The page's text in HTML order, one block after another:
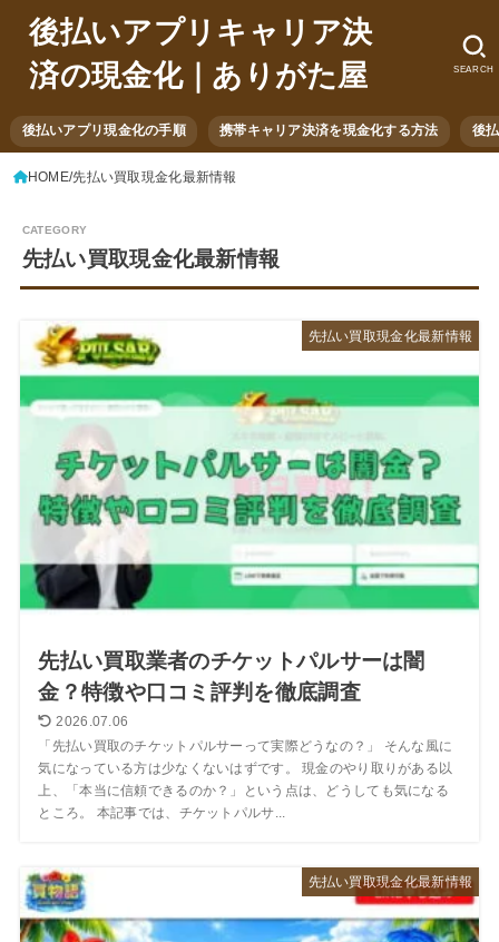
後払いアプリキャリア決
済の現金化｜ありがた屋
後払いアプリ現金化の手順 携帯キャリア決済を現金化する方法 後
SEARCH
HOME 先払い買取現金化最新情報
先払い買取現金化最新情報
先払い買取現金化最新情報
先払い買取業者のチケットパルサーは闇
金？特徴や口コミ評判を徹底調査
2026.07.06
「先払い買取のチケットパルサーって実際どうなの？」 そんな風に
気になっている方は少なくないはずです。 現金のやり取りがある以
上、「本当に信頼できるのか？」という点は、どうしても気になる
ところ。 本記事では、チケットパルサ...
先払い買取現金化最新情報